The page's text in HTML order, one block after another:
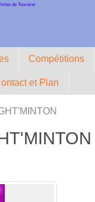
de Touraine
Compétitions
et Plan